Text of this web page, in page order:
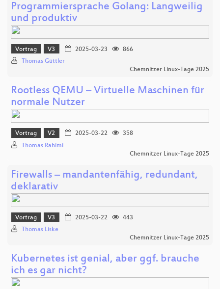
Programmiersprache Golang: Langweilig
und produktiv
Vortrag V3 2025-03-23
866
Thomas Güttler
Chemnitzer Linux-Tage 2025
Rootless QEMU – Virtuelle Maschinen für
normale Nutzer
Vortrag V2 2025-03-22
358
Thomas Rahimi
Chemnitzer Linux-Tage 2025
Firewalls – mandantenfähig, redundant,
deklarativ
Vortrag V3 2025-03-22
443
Thomas Liske
Chemnitzer Linux-Tage 2025
Kubernetes ist genial, aber ggf. brauche
ich es gar nicht?